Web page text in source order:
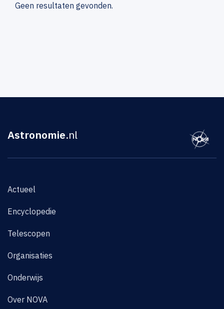
Geen resultaten gevonden.
Astronomie.nl
Actueel
Encyclopedie
Telescopen
Organisaties
Onderwijs
Over NOVA